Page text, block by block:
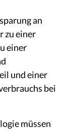
an
zu einer
einer
und einer
bei
müssen